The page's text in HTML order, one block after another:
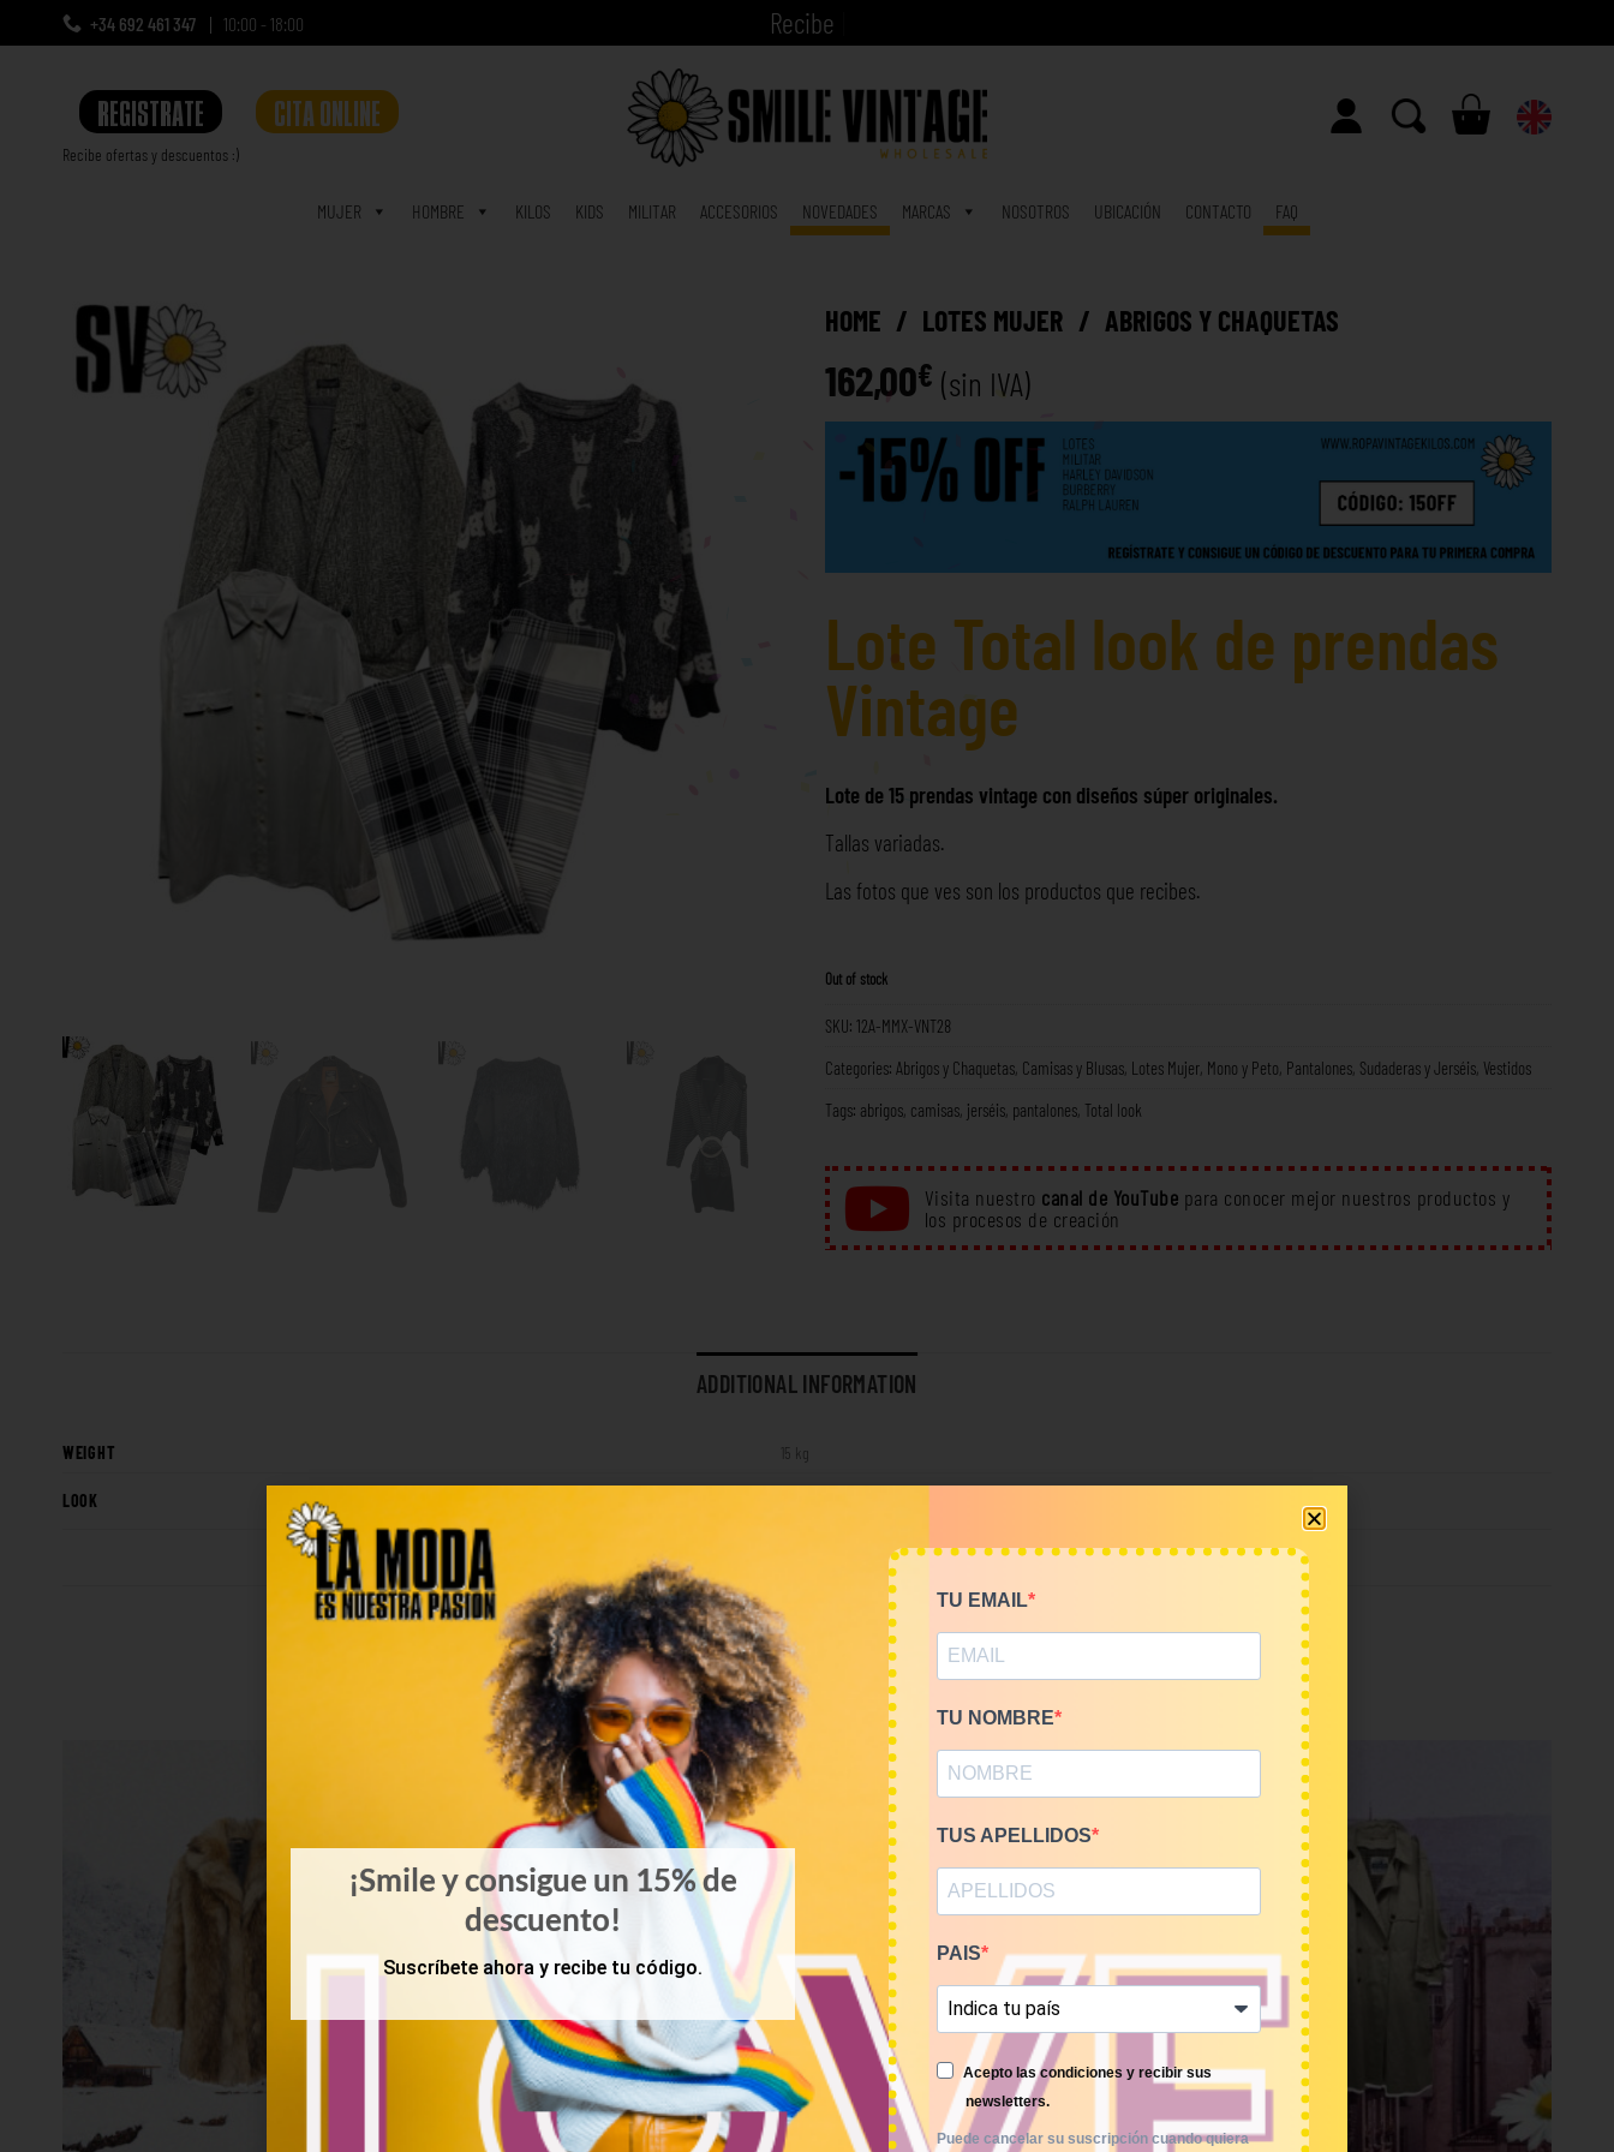
+34 692 461 347 10:00 - 18:00 |
REGISTRATE
Recibe ofertas y descuentos :)
CITA ONLINE
MUJER HOMBRE KILOS KIDS MILITAR ACCESORIOS NOVEDADES MARCAS NOSOTROS UBICACIÓN CONTACTO FAQ
HOME / LOTES MUJER / ABRIGOS Y CHAQUETAS
162,00€ (sin IVA)
Lote Total look de prendas
Vintage
Lote de 15 prendas vintage con diseños súper originales.
Tallas variadas.
Las fotos que ves son los productos que recibes.
Out of stock
SKU: 12A-MMX-VNT28
Categories: Abrigos y Chaquetas, Camisas y Blusas, Lotes Mujer, Mono y Peto, Pantalones, Sudaderas y Jerséis, Vestidos
Tags: abrigos, camisas, jerséis, pantalones, Total look
Visita nuestro canal de YouTube para conocer mejor nuestros productos y
los procesos de creación
ADDITIONAL INFORMATION
WEIGHT 15 kg
LOOK
RELATED PRODUCTS
¡Smile y consigue un 15% de
descuento!
Suscríbete ahora y recibe tu código.
TU EMAIL
TU NOMBRE
TUS APELLIDOS
PAIS
Acepto las condiciones y recibir sus
newsletters.
Puede cancelar su suscripción cuando quiera